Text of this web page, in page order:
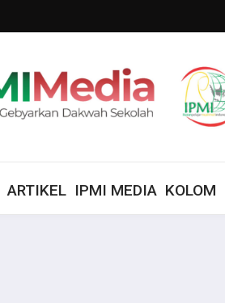
ARTIKEL IPMI MEDIA KOLOM